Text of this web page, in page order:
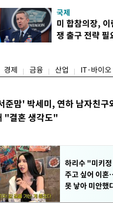
. 골프장과 테니스장, 풋살장 등 야외
운영 시간을 단축하는 등 폭염 대
최근 폭염이 단순히 불쾌한 더위
려운 수준에 이르렀다며 야외 활동
국제
미 합참의장, 이
쟁 출구 전략 필
경제 금융 산업 IT·바이오
준맘' 박세미, 연하 남자친구
"결혼 생각도"
하리수 "미키정
주고 싶어 이
못 낳아 미안했